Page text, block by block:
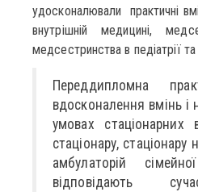
удосконалювали практичні
внутрішній медицині,
медсестринства в педіатрії
Переддипломна
вдосконалення вмінь і
умовах стаціонарних
стаціонару, стаціонару
амбулаторій
відповідають